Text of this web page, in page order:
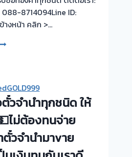
8714094Line ID:
างหน้า คลิก >…
บ
อง
บ
ไถ่ถอน
ถึง
ง
วจำนำทุกชนิด ให้
ไม่ต้องทนจ่าย
ตั๋วจำนำมาvาย